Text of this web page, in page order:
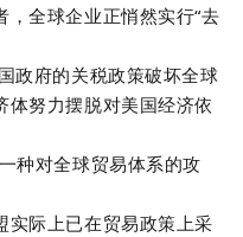
，全球企业正悄然实行“去
政府的关税政策破坏全球
体努力摆脱对美国经济依
种对全球贸易体系的攻
实际上已在贸易政策上采